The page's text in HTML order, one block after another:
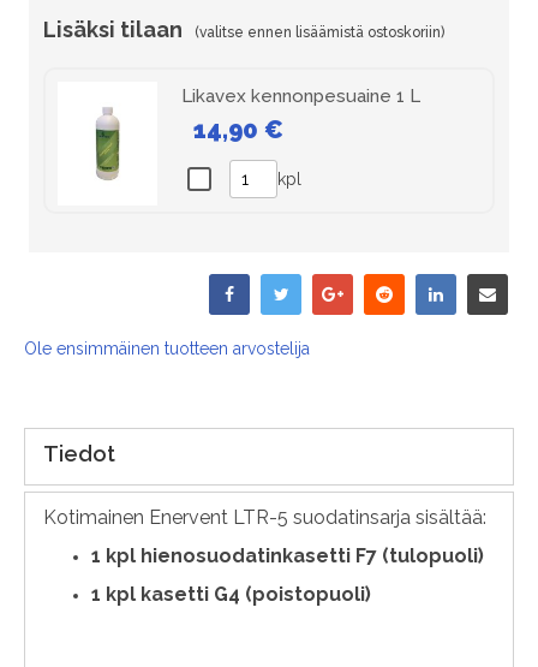
Lisäksi tilaan
Likavex kennonpesuaine 1 L
14,90 €
kpl
Ole ensimmäinen tuotteen arvostelija
Tiedot
Kotimainen Enervent LTR-5 suodatinsarja sisältää:
1 kpl hienosuodatinkasetti F7 (tulopuoli)
1 kpl kasetti G4 (poistopuoli)